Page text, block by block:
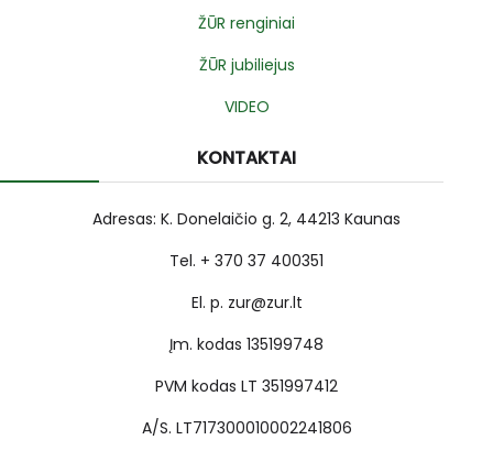
ŽŪR renginiai
ŽŪR jubiliejus
VIDEO
KONTAKTAI
Adresas: K. Donelaičio g. 2, 44213 Kaunas
Tel. + 370 37 400351
El. p. zur@zur.lt
Įm. kodas 135199748
PVM kodas LT 351997412
A/S. LT717300010002241806